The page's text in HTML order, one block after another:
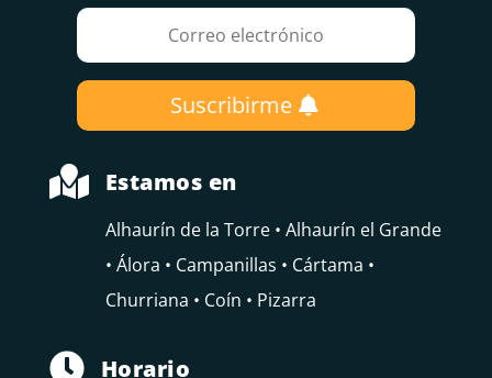
Suscribirme
 Estamos en
Alhaurín de la Torre • Alhaurín el Grande
• Álora • Campanillas • Cártama •
Churriana • Coín • Pizarra
 Horario